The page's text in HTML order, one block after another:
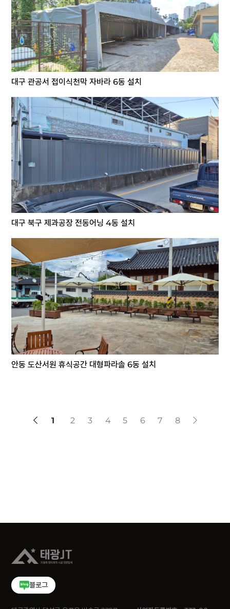
대구 관공서 접이식천막 자바라 6동 설치
대구 북구 제과공장 전동어닝 4동 설치
안동 도산서원 휴식공간 대형파라솔 6동 설치
1 2 3 4 5 6 7 8
블로그